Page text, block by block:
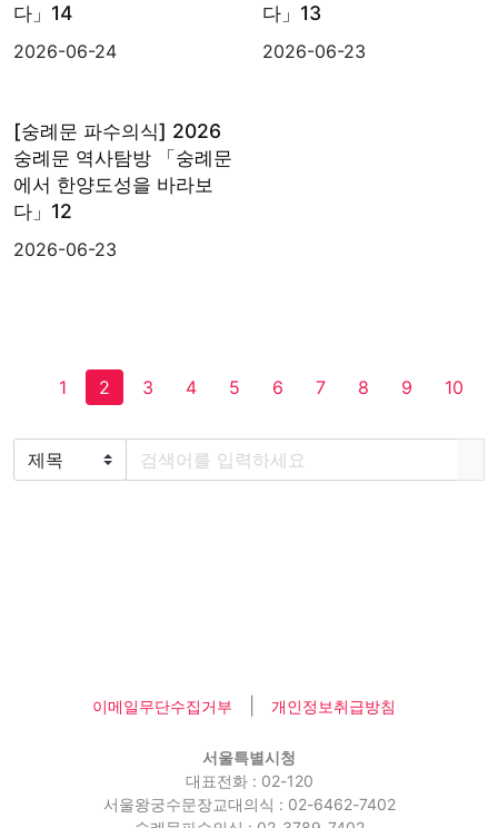
다」14
2026-06-24
다」13
2026-06-23
[숭례문 파수의식] 2026
숭례문 역사탐방 「숭례문
에서 한양도성을 바라보
다」12
2026-06-23
1 2 3 4 5 6 7 8 9 10
이메일무단수집거부 개인정보취급방침
서울특별시청
대표전화 : 02-120
서울왕궁수문장교대의식 : 02-6462-7402